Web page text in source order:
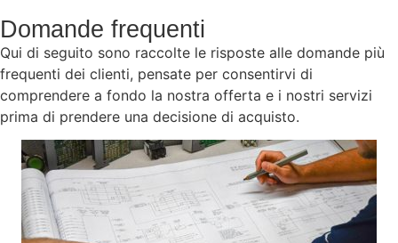
Domande frequenti
Qui di seguito sono raccolte le risposte alle domande più
frequenti dei clienti, pensate per consentirvi di
comprendere a fondo la nostra offerta e i nostri servizi
prima di prendere una decisione di acquisto.